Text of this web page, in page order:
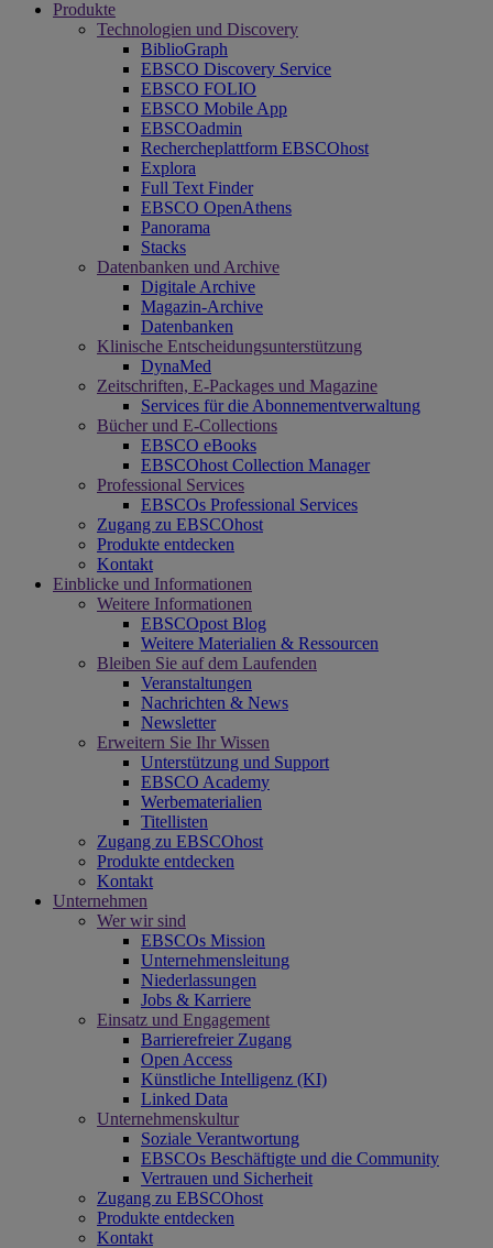
Produkte
Technologien und Discovery
BiblioGraph
EBSCO Discovery Service
EBSCO FOLIO
EBSCO Mobile App
EBSCOadmin
Rechercheplattform EBSCOhost
Explora
Full Text Finder
EBSCO OpenAthens
Panorama
Stacks
Datenbanken und Archive
Digitale Archive
Magazin-Archive
Datenbanken
Klinische Entscheidungsunterstützung
DynaMed
Zeitschriften, E-Packages und Magazine
Services für die Abonnementverwaltung
Bücher und E-Collections
EBSCO eBooks
EBSCOhost Collection Manager
Professional Services
EBSCOs Professional Services
Zugang zu EBSCOhost
Produkte entdecken
Kontakt
Einblicke und Informationen
Weitere Informationen
EBSCOpost Blog
Weitere Materialien & Ressourcen
Bleiben Sie auf dem Laufenden
Veranstaltungen
Nachrichten & News
Newsletter
Erweitern Sie Ihr Wissen
Unterstützung und Support
EBSCO Academy
Werbematerialien
Titellisten
Zugang zu EBSCOhost
Produkte entdecken
Kontakt
Unternehmen
Wer wir sind
EBSCOs Mission
Unternehmensleitung
Niederlassungen
Jobs & Karriere
Einsatz und Engagement
Barrierefreier Zugang
Open Access
Künstliche Intelligenz (KI)
Linked Data
Unternehmenskultur
Soziale Verantwortung
EBSCOs Beschäftigte und die Community
Vertrauen und Sicherheit
Zugang zu EBSCOhost
Produkte entdecken
Kontakt